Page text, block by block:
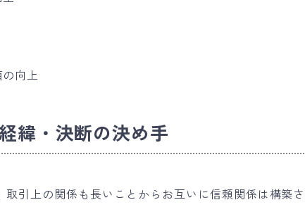
向上
緯・決断の決め手
引上の関係も長いことからお互いに信頼関係は構築さ